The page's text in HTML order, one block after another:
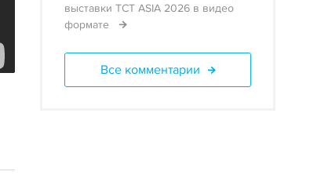
выставки TCT ASIA 2026 в видео
формате
Все комментарии